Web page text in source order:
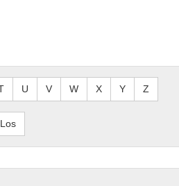
U V W X Y Z